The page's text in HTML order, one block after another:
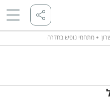
מתחמי נופש בחדרה